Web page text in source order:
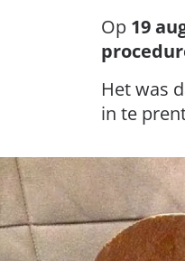
Op 19
Het was
in te